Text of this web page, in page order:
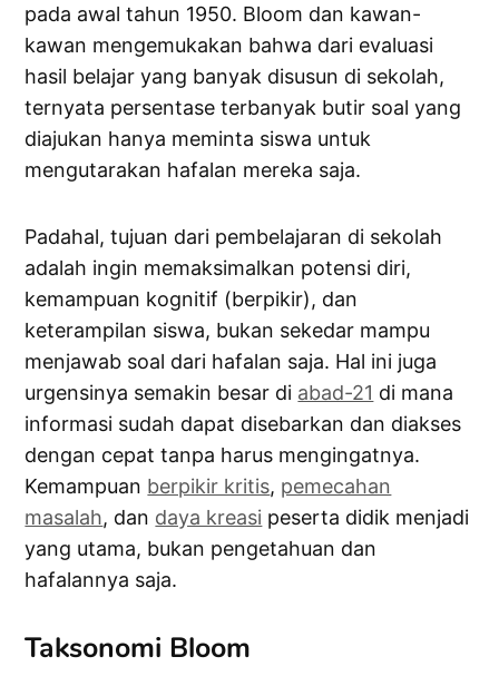
pada awal tahun 1950. Bloom dan kawan-
kawan mengemukakan bahwa dari evaluasi
hasil belajar yang banyak disusun di sekolah,
ternyata persentase terbanyak butir soal yang
diajukan hanya meminta siswa untuk
mengutarakan hafalan mereka saja.
Padahal, tujuan dari pembelajaran di sekolah
adalah ingin memaksimalkan potensi diri,
kemampuan kognitif (berpikir), dan
keterampilan siswa, bukan sekedar mampu
menjawab soal dari hafalan saja. Hal ini juga
urgensinya semakin besar di abad-21 di mana
informasi sudah dapat disebarkan dan diakses
dengan cepat tanpa harus mengingatnya.
Kemampuan berpikir kritis, pemecahan
masalah, dan daya kreasi peserta didik menjadi
yang utama, bukan pengetahuan dan
hafalannya saja.
Taksonomi Bloom